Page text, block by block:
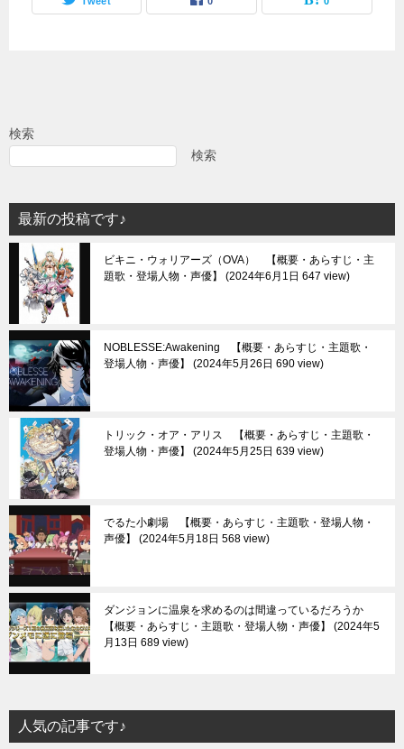
検索
検索
最新の投稿です♪
ビキニ・ウォリアーズ（OVA） 【概要・あらすじ・主
題歌・登場人物・声優】
2024年6月1日 647 view
NOBLESSE:Awakening 【概要・あらすじ・主題歌・
登場人物・声優】
2024年5月26日 690 view
トリック・オア・アリス 【概要・あらすじ・主題歌・
登場人物・声優】
2024年5月25日 639 view
でるた小劇場 【概要・あらすじ・主題歌・登場人物・
声優】
2024年5月18日 568 view
ダンジョンに温泉を求めるのは間違っているだろうか
【概要・あらすじ・主題歌・登場人物・声優】
2024年5
月13日 689 view
人気の記事です♪